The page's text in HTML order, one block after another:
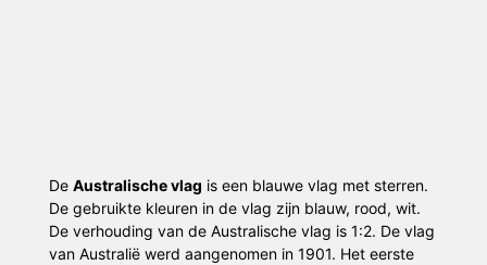
De Australische vlag is een blauwe vlag met sterren.
De gebruikte kleuren in de vlag zijn blauw, rood, wit.
De verhouding van de Australische vlag is 1:2. De vlag
van Australië werd aangenomen in 1901. Het eerste